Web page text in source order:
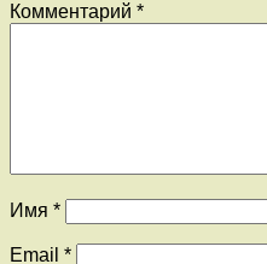
Комментарий *
Имя *
Email *